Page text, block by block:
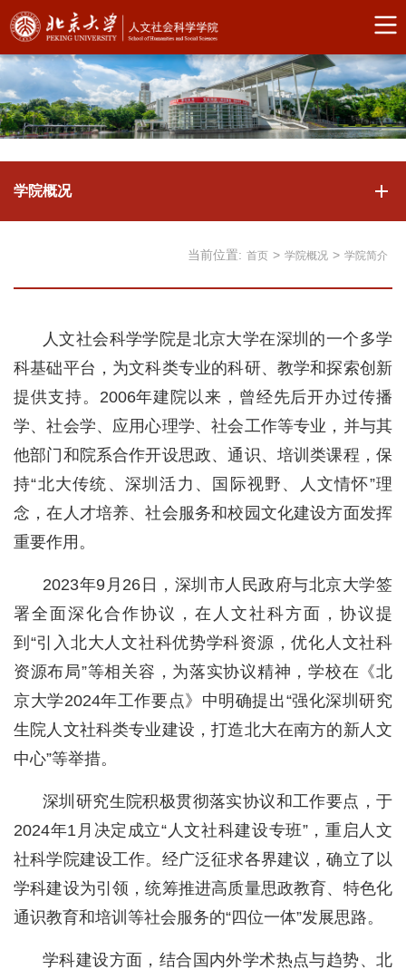
学院概况
当前位置: 首页 > 学院概况 > 学院简介
人文社会科学学院是北京大学在深圳的一个多学
科基础平台，为文科类专业的科研、教学和探索创新
提供支持。2006年建院以来，曾经先后开办过传播
学、社会学、应用心理学、社会工作等专业，并与其
他部门和院系合作开设思政、通识、培训类课程，保
持“北大传统、深圳活力、国际视野、人文情怀”理
念，在人才培养、社会服务和校园文化建设方面发挥
重要作用。
2023年9月26日，深圳市人民政府与北京大学签
署全面深化合作协议，在人文社科方面，协议提
到“引入北大人文社科优势学科资源，优化人文社科
资源布局”等相关容，为落实协议精神，学校在《北
京大学2024年工作要点》中明确提出“强化深圳研究
生院人文社科类专业建设，打造北大在南方的新人文
中心”等举措。
深圳研究生院积极贯彻落实协议和工作要点，于
2024年1月决定成立“人文社科建设专班”，重启人文
社科学院建设工作。经广泛征求各界建议，确立了以
学科建设为引领，统筹推进高质量思政教育、特色化
通识教育和培训等社会服务的“四位一体”发展思路。
学科建设方面，结合国内外学术热点与趋势、北